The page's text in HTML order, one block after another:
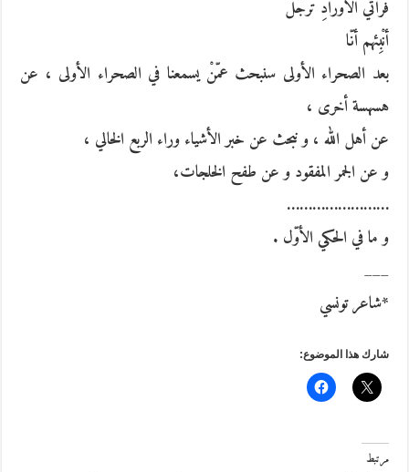
فُراتيَّ الأورادِ ترجّلْ
أنْبِئهم أنّا
بعد الصحراء الأولى سنبحث عمّنْ يسمعنا في الصحراء الأولى ، عن
هسهسة أخرى ،
عن أهل الله ، و نبحث عن خبر الأشياء وراء الربع الخالي ،
و عن الجمر المفقود و عن طفح الخلجات،
……………………
و ما في الحكي الأوّل .
___
*شاعر تونسي
شارك هذا الموضوع:
مرتبط